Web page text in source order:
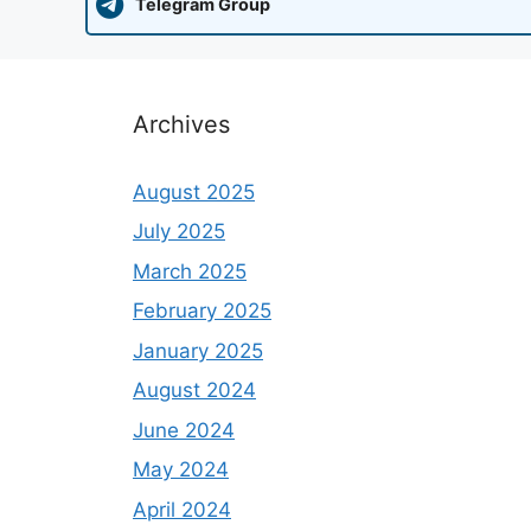
Telegram Group
Archives
August 2025
July 2025
March 2025
February 2025
January 2025
August 2024
June 2024
May 2024
April 2024